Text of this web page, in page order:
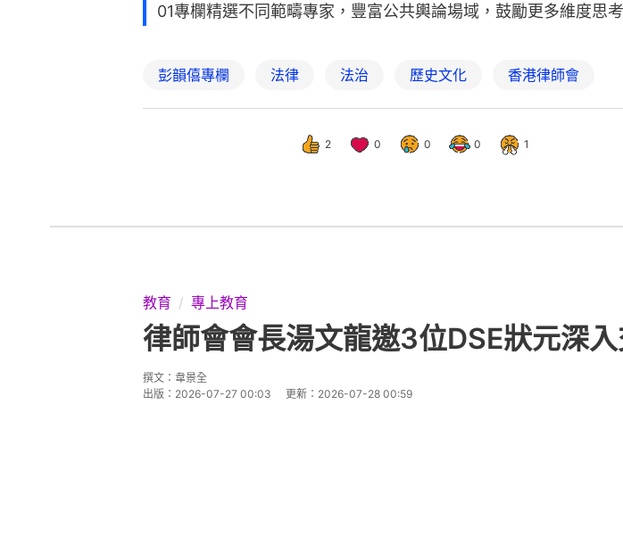
01專欄精選不同範疇專家，豐富公共輿論場域，鼓勵更多維度思考
彭韻僖專欄 法律 法治 歷史文化 香港律師會
2 0 0 0 1
教育 專上教育
律師會會長湯文龍邀3位DSE狀元深
撰文： 韋景全
出版： 2026-07-27 00:03 更新： 2026-07-28 00:59